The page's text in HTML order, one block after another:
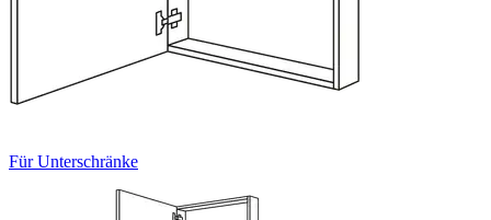
Für Unterschränke